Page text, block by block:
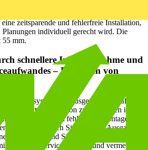
Ihnen unsere Produktfamilie
durch die Push-in CAGE CLAMP®-
zeitsparende und fehlerfreie Installation,
Planungen individuell gerecht wird. Die
55 mm.
schnellere Inbetriebnahme und
– Lösungen von
das ausgezeichnet auf die
der Elektroinstallation zugeschnitten ist. Es
und vor allem fehlerfreie Montage von
Reduzieren auch Sie jetzt Ihre Ausgaben
auf Qualität und Sicherheit zu verzichten:
den Serviceaufwand und vermeiden